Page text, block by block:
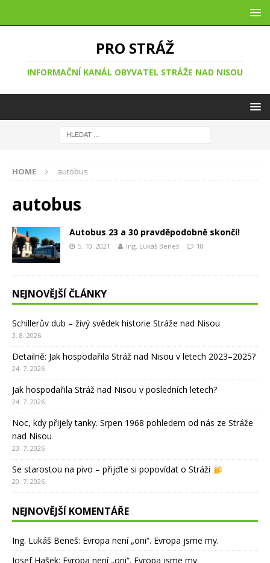
PRO STRÁŽ
INFORMAČNÍ KANÁL OBYVATEL STRÁŽE NAD NISOU
HOME autobus
autobus
Autobus 23 a 30 pravděpodobně skončí!
5. 10. 2021 Ing. Lukáš Beneš 18
NEJNOVĚJŠÍ ČLÁNKY
Schillerův dub – živý svědek historie Stráže nad Nisou
3. 8. 2026
Detailně: Jak hospodařila Stráž nad Nisou v letech 2023–2025?
24. 7. 2026
Jak hospodařila Stráž nad Nisou v posledních letech?
24. 7. 2026
Noc, kdy přijely tanky. Srpen 1968 pohledem od nás ze Stráže
nad Nisou
23. 7. 2026
Se starostou na pivo – přijďte si popovídat o Stráži
20. 7. 2026
NEJNOVĚJŠÍ KOMENTÁŘE
Ing. Lukáš Beneš: Evropa není „oni“. Evropa jsme my.
Josef Hašek: Evropa není „oni“. Evropa jsme my.